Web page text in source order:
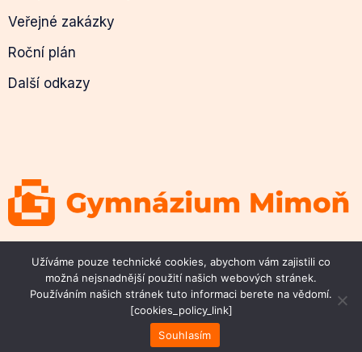
Veřejné zakázky
Roční plán
Další odkazy
© 2026 Gymnázium Mimoň
Užíváme pouze technické cookies, abychom vám zajistili co
možná nejsnadnější použití našich webových stránek.
Používáním našich stránek tuto informaci berete na vědomí.
[cookies_policy_link]
Souhlasím